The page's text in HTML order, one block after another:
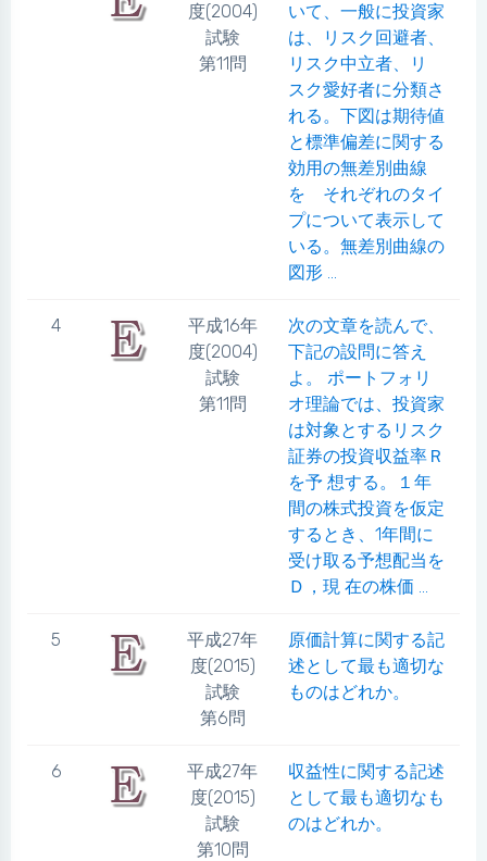
度(2004)
試験
第11問
いて、一般に投資家
は、リスク回避者、
リスク中立者、リ
スク愛好者に分類さ
れる。下図は期待値
と標準偏差に関する
効用の無差別曲線
を それぞれのタイ
プについて表示して
いる。無差別曲線の
図形 ...
4
平成16年
度(2004)
試験
第11問
次の文章を読んで、
下記の設問に答え
よ。 ポートフォリ
オ理論では、投資家
は対象とするリスク
証券の投資収益率Ｒ
を予 想する。１年
間の株式投資を仮定
するとき、1年間に
受け取る予想配当を
Ｄ，現 在の株価 ...
5
平成27年
度(2015)
試験
第6問
原価計算に関する記
述として最も適切な
ものはどれか。
6
平成27年
度(2015)
試験
第10問
収益性に関する記述
として最も適切なも
のはどれか。